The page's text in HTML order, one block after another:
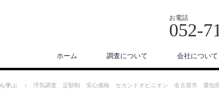
お電話
052-
ホーム 調査について 会社について
学ぶ 浮気調査 定額制 安心価格 セカンドオピニオン 名古屋市 愛